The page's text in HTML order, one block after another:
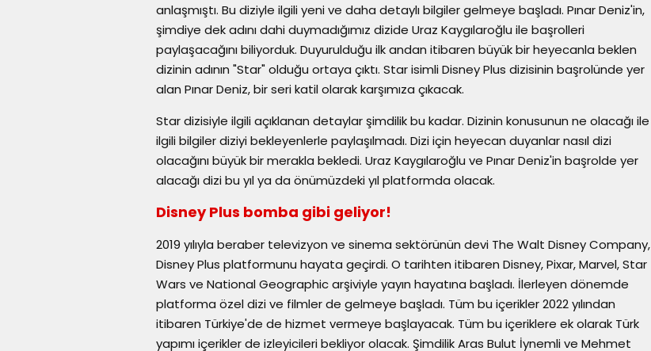
anlaşmıştı. Bu diziyle ilgili yeni ve daha detaylı bilgiler gelmeye başladı. Pınar Deniz'in,
şimdiye dek adını dahi duymadığımız dizide Uraz Kaygılaroğlu ile başrolleri
paylaşacağını biliyorduk. Duyurulduğu ilk andan itibaren büyük bir heyecanla beklen
dizinin adının "Star" olduğu ortaya çıktı. Star isimli Disney Plus dizisinin başrolünde yer
alan Pınar Deniz, bir seri katil olarak karşımıza çıkacak.
Star dizisiyle ilgili açıklanan detaylar şimdilik bu kadar. Dizinin konusunun ne olacağı ile
ilgili bilgiler diziyi bekleyenlerle paylaşılmadı. Dizi için heyecan duyanlar nasıl dizi
olacağını büyük bir merakla bekledi. Uraz Kaygılaroğlu ve Pınar Deniz'in başrolde yer
alacağı dizi bu yıl ya da önümüzdeki yıl platformda olacak.
Disney Plus bomba gibi geliyor!
2019 yılıyla beraber televizyon ve sinema sektörünün devi The Walt Disney Company,
Disney Plus platformunu hayata geçirdi. O tarihten itibaren Disney, Pixar, Marvel, Star
Wars ve National Geographic arşiviyle yayın hayatına başladı. İlerleyen dönemde
platforma özel dizi ve filmler de gelmeye başladı. Tüm bu içerikler 2022 yılından
itibaren Türkiye'de de hizmet vermeye başlayacak. Tüm bu içeriklere ek olarak Türk
yapımı içerikler de izleyicileri bekliyor olacak. Şimdilik Aras Bulut İynemli ve Mehmet